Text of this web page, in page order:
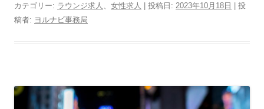
カテゴリー: ラウンジ求人 女性求人 | 投稿日: 2023年10月18日 | 投
稿者: ヨルナビ事務局